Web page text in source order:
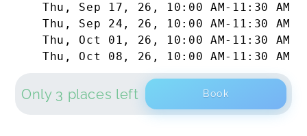
Thu, Sep 17, 26 , 10:00 AM - 11:30 AM
Thu, Sep 24, 26 , 10:00 AM - 11:30 AM
Thu, Oct 01, 26 , 10:00 AM - 11:30 AM
Thu, Oct 08, 26 , 10:00 AM - 11:30 AM
Only 3 places left Book